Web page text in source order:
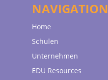
NAVIGATION
Home
Schulen
Unternehmen
EDU Resources